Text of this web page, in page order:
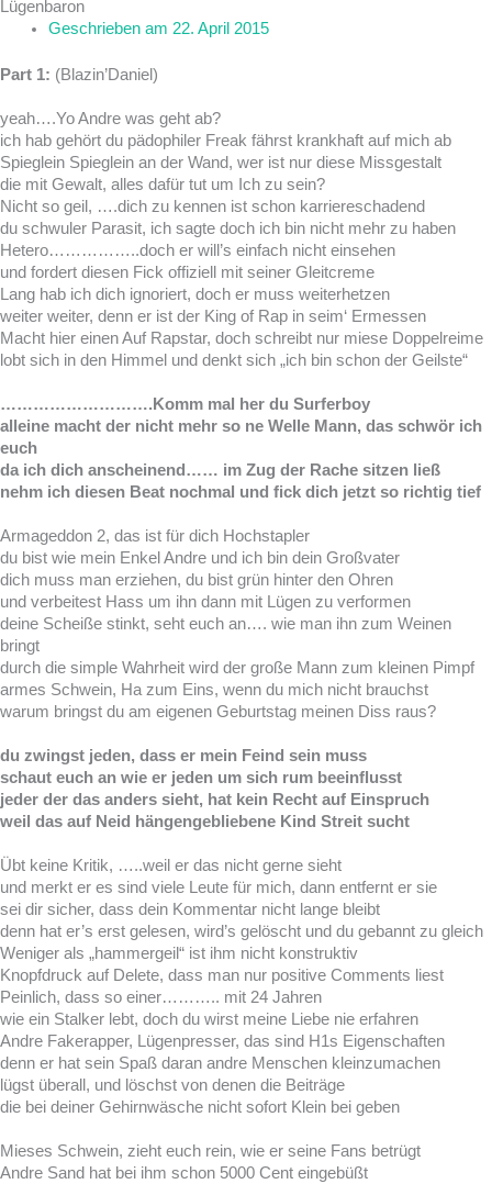
Lügenbaron
Geschrieben am 22. April 2015
Part 1: (Blazin’Daniel)
yeah….Yo Andre was geht ab?
ich hab gehört du pädophiler Freak fährst krankhaft auf mich ab
Spieglein Spieglein an der Wand, wer ist nur diese Missgestalt
die mit Gewalt, alles dafür tut um Ich zu sein?
Nicht so geil, ….dich zu kennen ist schon karriereschadend
du schwuler Parasit, ich sagte doch ich bin nicht mehr zu haben
Hetero……………..doch er will’s einfach nicht einsehen
und fordert diesen Fick offiziell mit seiner Gleitcreme
Lang hab ich dich ignoriert, doch er muss weiterhetzen
weiter weiter, denn er ist der King of Rap in seim‘ Ermessen
Macht hier einen Auf Rapstar, doch schreibt nur miese Doppelreime
lobt sich in den Himmel und denkt sich „ich bin schon der Geilste“
……………………….Komm mal her du Surferboy
alleine macht der nicht mehr so ne Welle Mann, das schwör ich
euch
da ich dich anscheinend…… im Zug der Rache sitzen ließ
nehm ich diesen Beat nochmal und fick dich jetzt so richtig tief
Armageddon 2, das ist für dich Hochstapler
du bist wie mein Enkel Andre und ich bin dein Großvater
dich muss man erziehen, du bist grün hinter den Ohren
und verbeitest Hass um ihn dann mit Lügen zu verformen
deine Scheiße stinkt, seht euch an…. wie man ihn zum Weinen
bringt
durch die simple Wahrheit wird der große Mann zum kleinen Pimpf
armes Schwein, Ha zum Eins, wenn du mich nicht brauchst
warum bringst du am eigenen Geburtstag meinen Diss raus?
du zwingst jeden, dass er mein Feind sein muss
schaut euch an wie er jeden um sich rum beeinflusst
jeder der das anders sieht, hat kein Recht auf Einspruch
weil das auf Neid hängengebliebene Kind Streit sucht
Übt keine Kritik, …..weil er das nicht gerne sieht
und merkt er es sind viele Leute für mich, dann entfernt er sie
sei dir sicher, dass dein Kommentar nicht lange bleibt
denn hat er’s erst gelesen, wird’s gelöscht und du gebannt zu gleich
Weniger als „hammergeil“ ist ihm nicht konstruktiv
Knopfdruck auf Delete, dass man nur positive Comments liest
Peinlich, dass so einer……….. mit 24 Jahren
wie ein Stalker lebt, doch du wirst meine Liebe nie erfahren
Andre Fakerapper, Lügenpresser, das sind H1s Eigenschaften
denn er hat sein Spaß daran andre Menschen kleinzumachen
lügst überall, und löschst von denen die Beiträge
die bei deiner Gehirnwäsche nicht sofort Klein bei geben
Mieses Schwein, zieht euch rein, wie er seine Fans betrügt
Andre Sand hat bei ihm schon 5000 Cent eingebüßt